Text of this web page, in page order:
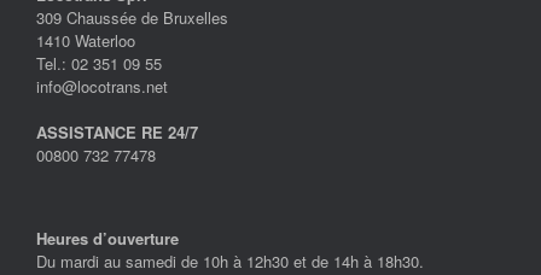
309 Chaussée de Bruxelles
1410 Waterloo
Tel.: 02 351 09 55
info@locotrans.net
ASSISTANCE RE 24/7
00800 732 77478
Heures d’ouverture
Du mardi au samedi de 10h à 12h30 et de 14h à 18h30.